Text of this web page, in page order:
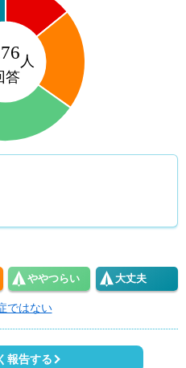
ややつらい 大丈夫
ではない
報告する